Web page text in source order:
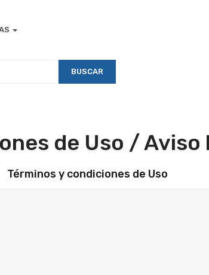
BUSCAR
de Uso / Aviso
Términos y condiciones de Uso